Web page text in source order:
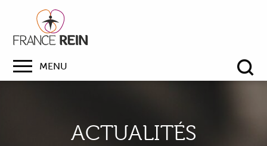
MENU
ACTUALITÉS